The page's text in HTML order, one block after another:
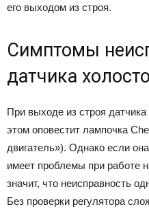
его выходом из строя.
Симптомы
датчика
При выходе из строя
этом оповестит лампочка
двигатель»). Однако если
имеет проблемы при работе
значит, что неисправность
Без проверки регулятора